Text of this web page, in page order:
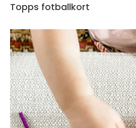
Topps fotballkort